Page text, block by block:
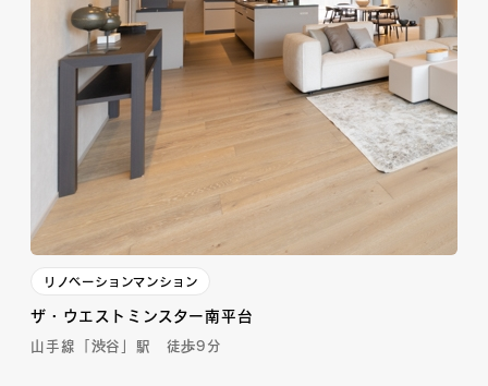
リノベーションマンション
ザ・ウエストミンスター南平台
山手線「渋谷」駅 徒歩9分